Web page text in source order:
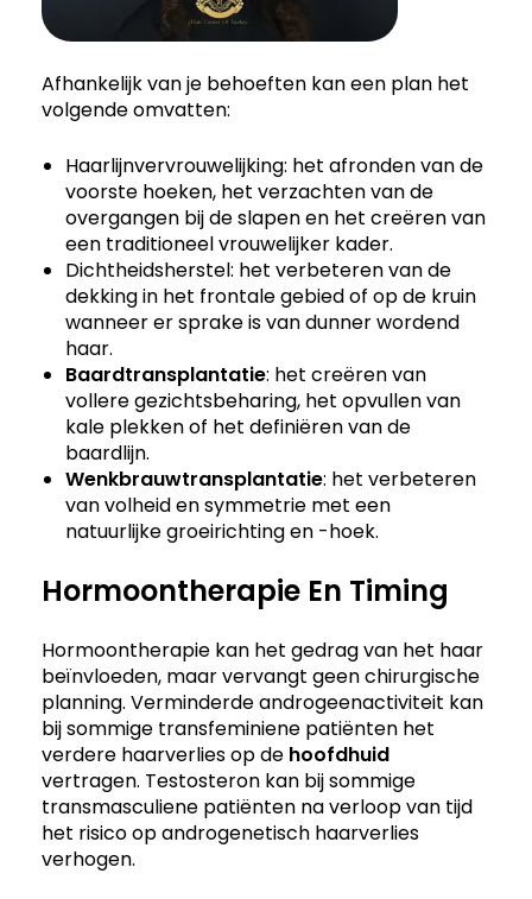
Afhankelijk van je behoeften kan een plan het
volgende omvatten:
Haarlijnvervrouwelijking: het afronden van de
voorste hoeken, het verzachten van de
overgangen bij de slapen en het creëren van
een traditioneel vrouwelijker kader.
Dichtheidsherstel: het verbeteren van de
dekking in het frontale gebied of op de kruin
wanneer er sprake is van dunner wordend
haar.
Baardtransplantatie: het creëren van
vollere gezichtsbeharing, het opvullen van
kale plekken of het definiëren van de
baardlijn.
Wenkbrauwtransplantatie: het verbeteren
van volheid en symmetrie met een
natuurlijke groeirichting en -hoek.
Hormoontherapie En Timing
Hormoontherapie kan het gedrag van het haar
beïnvloeden, maar vervangt geen chirurgische
planning. Verminderde androgeenactiviteit kan
bij sommige transfeminiene patiënten het
verdere haarverlies op de hoofdhuid
vertragen. Testosteron kan bij sommige
transmasculiene patiënten na verloop van tijd
het risico op androgenetisch haarverlies
verhogen.